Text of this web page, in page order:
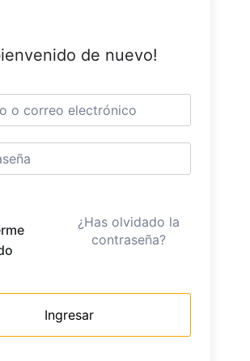
de nuevo!
¿Has olvidado la
contraseña?
Ingresar